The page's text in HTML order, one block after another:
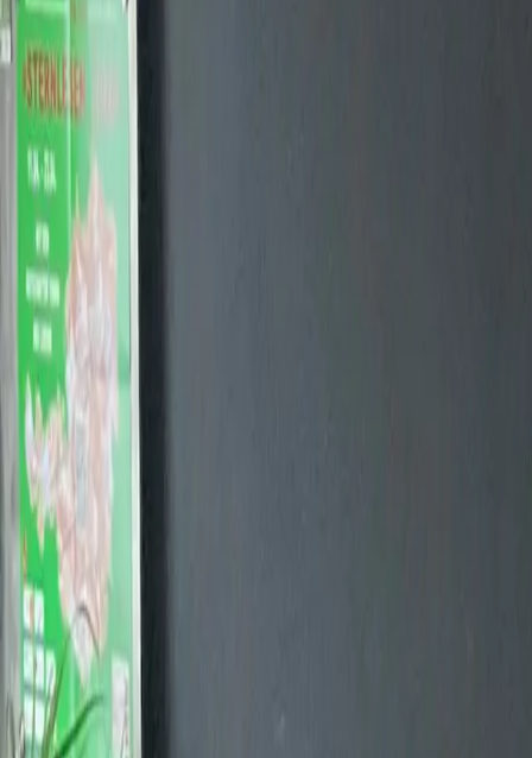
theaterzentrum deutschlandsberg
Voucher
Contact
theaterzentrum deutschlandsberg
For ticket support enqueries, please contact:
Organiser:
theaterzentrum deutschlandsberg
Address:
AT, Deutschlandsberg, Untere Schmiedgasse 11, 8530